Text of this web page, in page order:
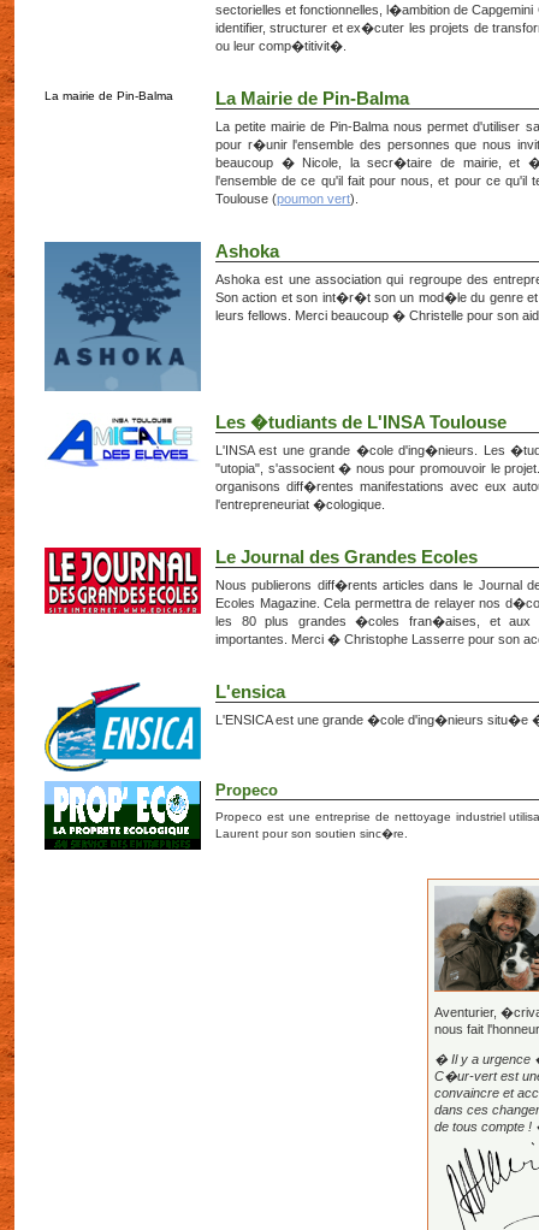
sectorielles et fonctionnelles, l�ambition de
identifier, structurer et ex�cuter les projets de
ou leur comp�titivit�.
La mairie de Pin-Balma La Mairie de Pin-Balma
La petite mairie de Pin-Balma nous permet d'utiliser
pour r�unir l'ensemble des personnes que nous
beaucoup � Nicole, la secr�taire de mairie, et
l'ensemble de ce qu'il fait pour nous, et pour ce qu'il
Toulouse (poumon vert).
Ashoka
Ashoka est une association qui regroupe des
Son action et son int�r�t son un mod�le du genre
leurs fellows. Merci beaucoup � Christelle pour son
Les �tudiants de L'INSA Toulouse
L'INSA est une grande �cole d'ing�nieurs. Les
"utopia", s'associent � nous pour promouvoir le
organisons diff�rentes manifestations avec eux
l'entrepreneuriat �cologique.
Le Journal des Grandes Ecoles
Nous publierons diff�rents articles dans le Journal
Ecoles Magazine. Cela permettra de relayer nos
les 80 plus grandes �coles fran�aises, et
importantes. Merci � Christophe Lasserre pour son
L'ensica
L'ENSICA est une grande �cole d'ing�nieurs situ�e
Propeco
Propeco est une entreprise de nettoyage industriel
Laurent pour son soutien sinc�re.
Aventurier,
nous fait
� Il y a urgence
C�ur-vert est
convaincre et
dans ces
de tous compte